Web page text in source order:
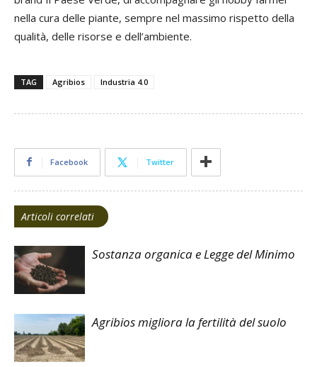
nella cura delle piante, sempre nel massimo rispetto della
qualità, delle risorse e dell’ambiente.
TAG Agribios Industria 4.0
Facebook Twitter
Articoli correlati
Sostanza organica e Legge del Minimo
Agribios migliora la fertilità del suolo